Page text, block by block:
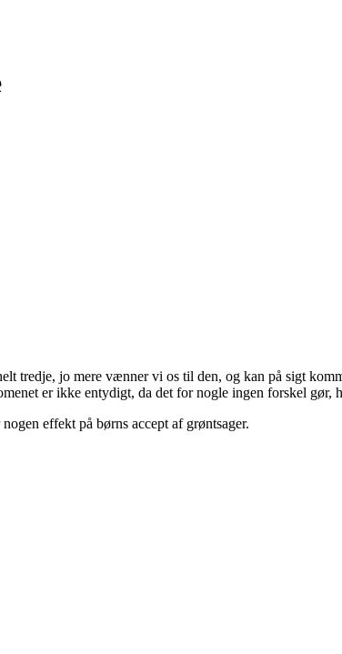
tredje, jo mere vænner vi os til den, og kan på sigt
er ikke entydigt, da det for nogle ingen forskel gør,
effekt på børns accept af grøntsager.